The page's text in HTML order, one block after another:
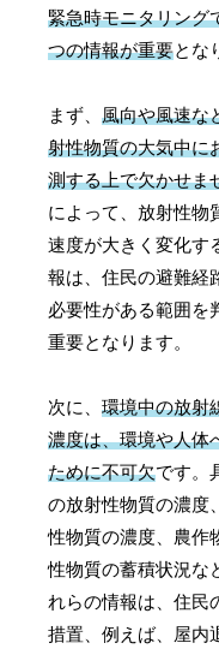
緊急時モニタリング
つの情報が重要とな
まず、風向や風速な
射性物質の大気中に
測する上で欠かせま
によって、放射性物
速度が大きく変化す
報は、住民の避難経
必要性がある範囲を
重要となります。
次に、環境中の放射
濃度は、環境や人体
ために不可欠です。
の放射性物質の濃度
性物質の濃度、農作
性物質の蓄積状況な
れらの情報は、住民
措置、例えば、屋内